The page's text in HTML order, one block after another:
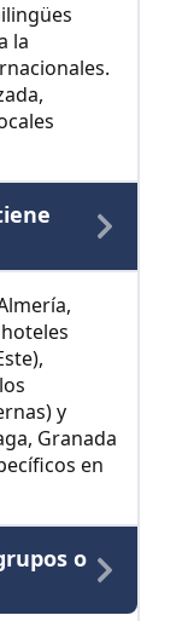
la
y
Granada
en
o